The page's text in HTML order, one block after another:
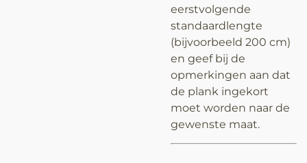
eerstvolgende
standaardlengte
(bijvoorbeeld 200 cm)
en geef bij de
opmerkingen aan dat
de plank ingekort
moet worden naar de
gewenste maat.